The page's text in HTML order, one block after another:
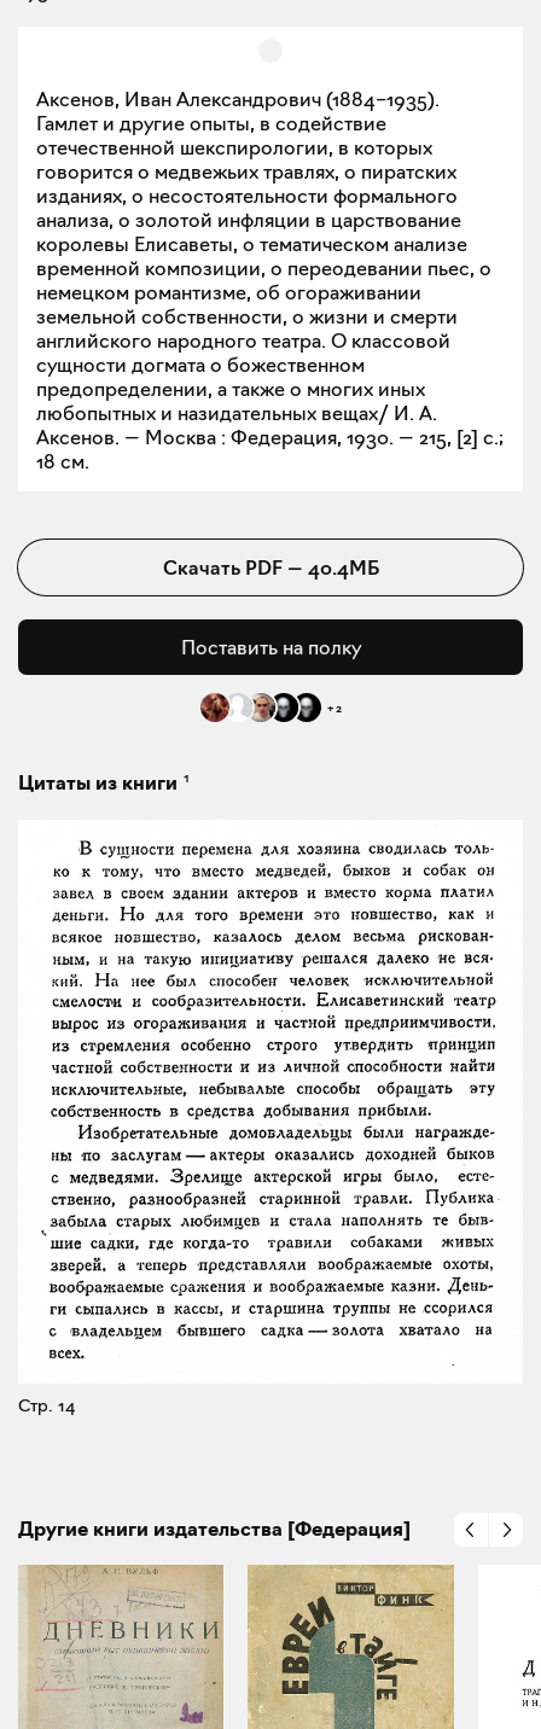
Аксенов, Иван Александрович (1884–1935).
Гамлет и другие опыты, в содействие
отечественной шекспирологии, в которых
говорится о медвежьих травлях, о пиратских
изданиях, о несостоятельности формального
анализа, о золотой инфляции в царствование
королевы Елисаветы, о тематическом анализе
временной композиции, о переодевании пьес, о
немецком романтизме, об огораживании
земельной собственности, о жизни и смерти
английского народного театра. О классовой
сущности догмата о божественном
предопределении, а также о многих иных
любопытных и назидательных вещах/ И. А.
Аксенов. — Москва : Федерация, 1930. — 215, [2] с.;
18 см.
Скачать PDF— 40.4МБ
Поставить на полку
+2
Цитаты из книги 1
Стр. 14
Другие книги издательства [Федерация]